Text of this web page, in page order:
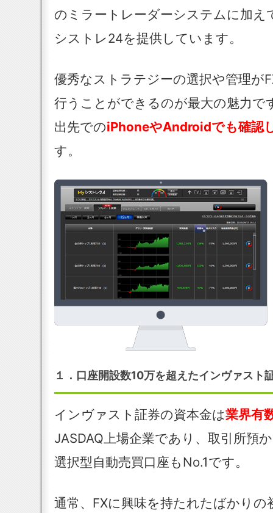
のミラートレーダーシステムに加え
シストレ24を提供しています。
優秀なストラテジーの選択や管理が
行うことができるのが最大の魅力で
出先でのiPhoneやAndroidでも確認
す。
１．口座開設数10万を超えたインヴァスト
インヴァスト証券の資本金は業界有
JASDAQ上場企業であり、取引所預
選択型自動売買口座もNo.1です。
通常、FXに興味を持たれたばかりの